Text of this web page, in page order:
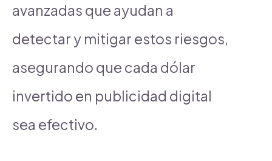
avanzadas que ayudan a
detectar y mitigar estos riesgos,
asegurando que cada dólar
invertido en publicidad digital
sea efectivo.